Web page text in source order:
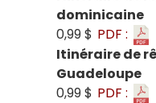
dominicaine
0,99 $ PDF :
Itinéraire de
Guadeloupe
0,99 $ PDF :